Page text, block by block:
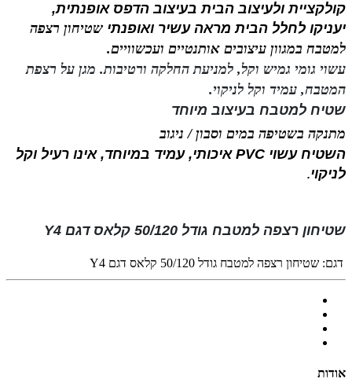
קולקציית ולעיצוב הבית בעיצוב הדפס אופנתית,
יעניקו לחלל הבית מראה עשיר ואופנתי שטיחון רצפה
למטבח במגוון עיצובים אותנטיים ועכשוויים.
עשוי גומי גמיש וקל, למניעת החלקה ורטיבות. מגן על רצפת
המטבח, עמיד וקל לניקוי.
שטיח למטבח בעיצוב מיוחד
מתנקה בשטיפה במים וסבון / ניגוב
השטיח עשוי PVC איכותי, עמיד במיוחד, אינו רעיל וקל
לניקוי.
שטיחון רצפה למטבח גודל 50/120 קלאס דגם Y4
דגם: שטיחון רצפה למטבח גודל 50/120 קלאס דגם Y4
אודות